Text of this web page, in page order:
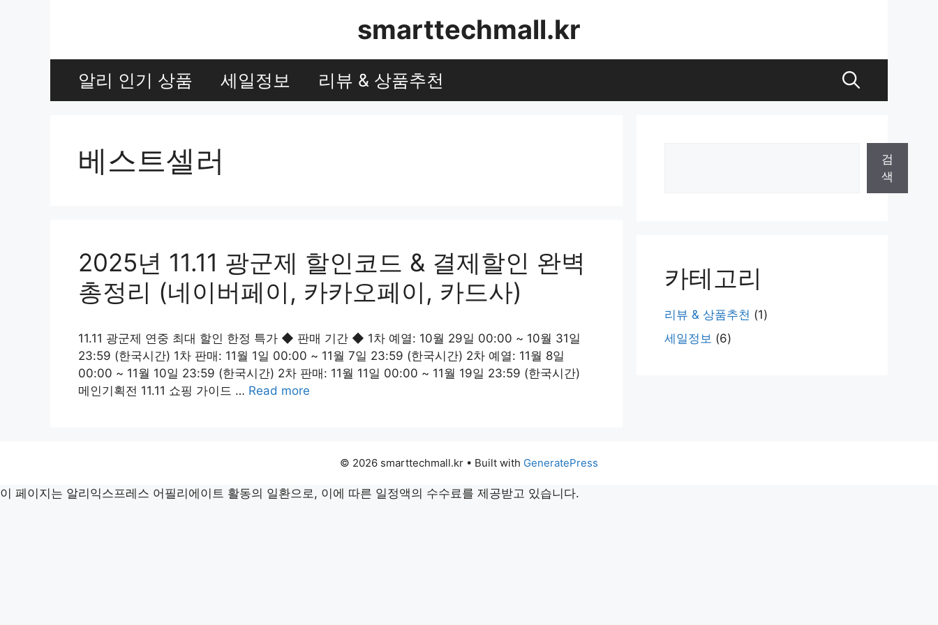
smarttechmall.kr
알리 인기 상품 세일정보 리뷰 & 상품추천
베스트셀러
2025년 11.11 광군제 할인코드 & 결제할인 완벽
총정리 (네이버페이, 카카오페이, 카드사)
11.11 광군제 연중 최대 할인 한정 특가 ◆ 판매 기간 ◆ 1차 예열: 10월 29일 00:00 ~ 10월 31일
23:59 (한국시간) 1차 판매: 11월 1일 00:00 ~ 11월 7일 23:59 (한국시간) 2차 예열: 11월 8일
00:00 ~ 11월 10일 23:59 (한국시간) 2차 판매: 11월 11일 00:00 ~ 11월 19일 23:59 (한국시간)
메인기획전 11.11 쇼핑 가이드 … Read more
검
색
카테고리
리뷰 & 상품추천 (1)
세일정보 (6)
© 2026 smarttechmall.kr • Built with GeneratePress
이 페이지는 알리익스프레스 어필리에이트 활동의 일환으로, 이에 따른 일정액의 수수료를 제공받고 있습니다.